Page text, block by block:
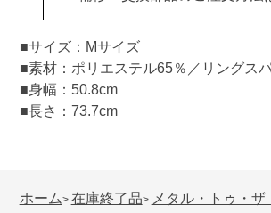
■サイズ：Mサイズ
■素材：ポリエステル65％／リングス
■身幅：50.8cm
■長さ：73.7cm
ホーム> 在庫終了品> メタル・トゥ・